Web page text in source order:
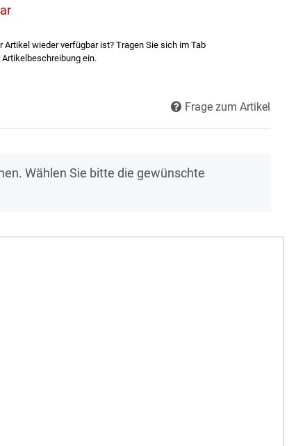
wieder verfügbar ist? Tragen Sie sich im Tab
ein.
Frage zum Artikel
Wählen Sie bitte die gewünschte